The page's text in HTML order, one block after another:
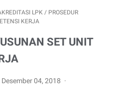
LPK / PROSEDUR
KERJA
SET UNIT
Desember 04, 2018